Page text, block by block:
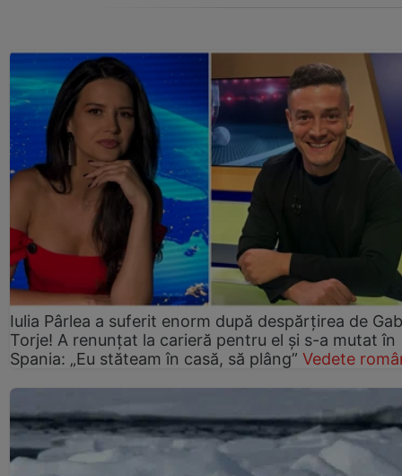
Iulia Pârlea a suferit enorm după despărțirea de
Torje! A renunțat la carieră pentru el și s-a mutat în
Spania: „Eu stăteam în casă, să plâng” Vedete